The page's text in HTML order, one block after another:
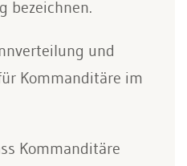
bezeichnen.
und
Kommanditäre im
Kommanditäre